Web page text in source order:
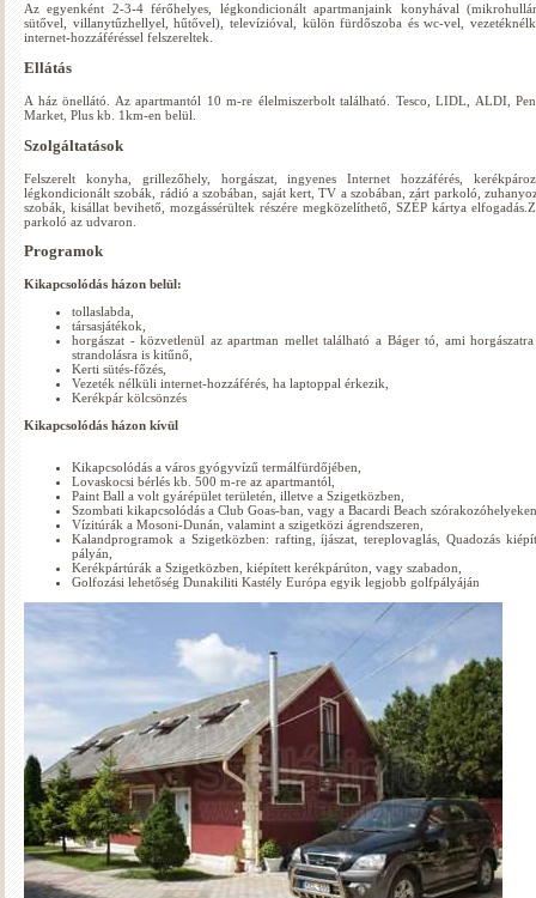
Az egyenként 2-3-4 férőhelyes, légkondicionált apartmanjaink konyhával
sütővel, villanytűzhellyel, hűtővel), televízióval, külön fürdőszoba és wc-vel,
internet-hozzáféréssel felszereltek.
Ellátás
A ház önellátó. Az apartmantól 10 m-re élelmiszerbolt található. Tesco, LIDL, ALDI,
Market, Plus kb. 1km-en belül.
Szolgáltatások
Felszerelt konyha, grillezőhely, horgászat, ingyenes Internet hozzáférés,
légkondicionált szobák, rádió a szobában, saját kert, TV a szobában, zárt parkoló,
szobák, kisállat bevihető, mozgássérültek részére megközelíthető, SZÉP kártya
parkoló az udvaron.
Programok
Kikapcsolódás házon belül:
tollaslabda,
társasjátékok,
horgászat - közvetlenül az apartman mellet található a Báger tó, ami horgászatra
strandolásra is kitűnő,
Kerti sütés-főzés,
Vezeték nélküli internet-hozzáférés, ha laptoppal érkezik,
Kerékpár kölcsönzés
Kikapcsolódás házon kívül
Kikapcsolódás a város gyógyvízű termálfürdőjében,
Lovaskocsi bérlés kb. 500 m-re az apartmantól,
Paint Ball a volt gyárépület területén, illetve a Szigetközben,
Szombati kikapcsolódás a Club Goas-ban, vagy a Bacardi Beach
Vízitúrák a Mosoni-Dunán, valamint a szigetközi ágrendszeren,
Kalandprogramok a Szigetközben: rafting, íjászat, tereplovaglás, Quadozás
pályán,
Kerékpártúrák a Szigetközben, kiépített kerékpárúton, vagy szabadon,
Golfozási lehetőség Dunakiliti Kastély Európa egyik legjobb golfpályáján